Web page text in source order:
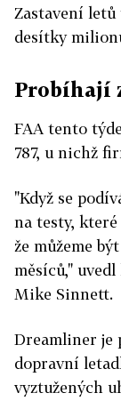
Zastavení
desítky
Probíhají
FAA tento
787, u nichž
"Když se
na testy, které
že můžeme
měsíců,"
Mike Sinnett.
Dreamliner je
dopravní
vyztužených